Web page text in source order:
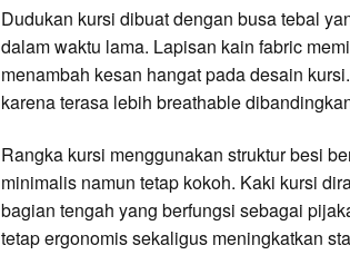
Dudukan kursi dibuat dengan busa tebal
dalam waktu lama. Lapisan kain fabric
menambah kesan hangat pada desain
karena terasa lebih breathable
Rangka kursi menggunakan struktur besi
minimalis namun tetap kokoh. Kaki kursi
bagian tengah yang berfungsi sebagai
tetap ergonomis sekaligus meningkatkan